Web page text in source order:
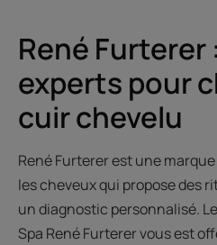
René Furterer
experts pour
cuir chevelu
René Furterer est une
les cheveux qui propose des
un diagnostic personnalisé.
Spa René Furterer vous est